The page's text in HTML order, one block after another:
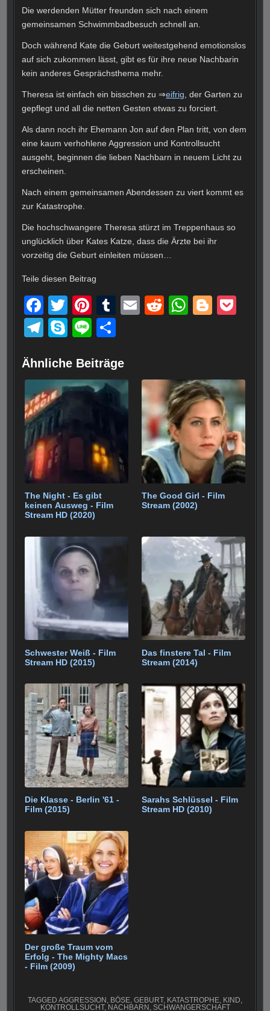
Die werdenden Mütter freunden sich nach einem
gemeinsamen Schwimmbadbesuch schnell an.
Doch während Kate die Geburt weitestgehend emotionslos
auf sich zukommen lässt, gibt es für ihre neue Nachbarin
kein anderes Gesprächsthema mehr.
Theresa ist einfach ein bisschen zu ⇒eifrig , der Garten zu
gepflegt und all die netten Gesten etwas zu forciert.
Als dann noch ihr Ehemann Jon auf den Plan tritt, von dem
eine kaum verhohlene Aggression und Kontrollsucht
ausgeht, beginnen die lieben Nachbarn in neuem Licht zu
erscheinen.
Nach einem gemeinsamen Abendessen zu viert kommt es
zur Katastrophe.
Die hochschwangere Theresa stürzt im Treppenhaus so
unglücklich über Kates Katze, dass die Ärzte bei ihr
vorzeitig die Geburt einleiten müssen…
Teile diesen Beitrag
F
a
c
e
b
o
o
k
T
wi
tt
er
Pi
nt
er
e
st
T
bl
r
E
R
t
W
A
p
p
Bl
er
T
e
gr
a
m
S
p
e
Li
e
e
n
Ähnliche Beiträge
The Night - Es gibt
keinen Ausweg - Film
Stream HD (2020)
The Good Girl - Film
Stream (2002)
Schwester Weiß - Film
Stream HD (2015)
Das finstere Tal - Film
Stream (2014)
Die Klasse - Berlin '61 -
Film (2015)
Sarahs Schlüssel - Film
Stream HD (2010)
Der große Traum vom
Erfolg - The Mighty Macs
- Film (2009)
TAGGED AGGRESSION , BÖSE, GEBURT, KATASTROPHE, KIND,
KONTROLLSUCHT, NACHBARN , SCHWANGERSCHAFT